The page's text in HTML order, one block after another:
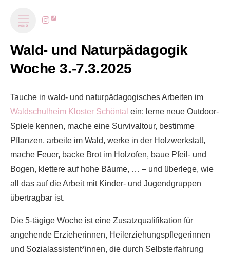
MENÜ
Wald- und Naturpädagogik
Woche 3.-7.3.2025
Tauche in wald- und naturpädagogisches Arbeiten im
Waldschulheim Kloster Schöntal ein: lerne neue Outdoor-
Spiele kennen, mache eine Survivaltour, bestimme
Pflanzen, arbeite im Wald, werke in der Holzwerkstatt,
mache Feuer, backe Brot im Holzofen, baue Pfeil- und
Bogen, klettere auf hohe Bäume, … – und überlege, wie
all das auf die Arbeit mit Kinder- und Jugendgruppen
übertragbar ist.
Die 5-tägige Woche ist eine Zusatzqualifikation für
angehende Erzieherinnen, Heilerziehungspflegerinnen
und Sozialassistent*innen, die durch Selbsterfahrung